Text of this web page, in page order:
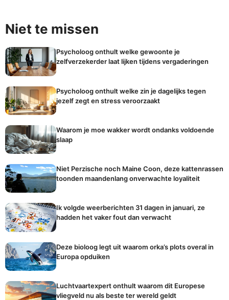
Niet te missen
Psycholoog onthult welke gewoonte je
zelfverzekerder laat lijken tijdens vergaderingen
Psycholoog onthult welke zin je dagelijks tegen
jezelf zegt en stress veroorzaakt
Waarom je moe wakker wordt ondanks voldoende
slaap
Niet Perzische noch Maine Coon, deze kattenrassen
toonden maandenlang onverwachte loyaliteit
Ik volgde weerberichten 31 dagen in januari, ze
hadden het vaker fout dan verwacht
Deze bioloog legt uit waarom orka’s plots overal in
Europa opduiken
Luchtvaartexpert onthult waarom dit Europese
vliegveld nu als beste ter wereld geldt